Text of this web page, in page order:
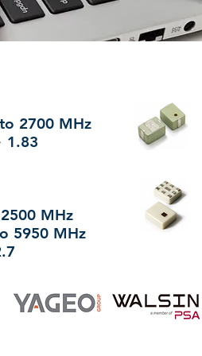
2700 MHz
1.83
MHz
5950 MHz